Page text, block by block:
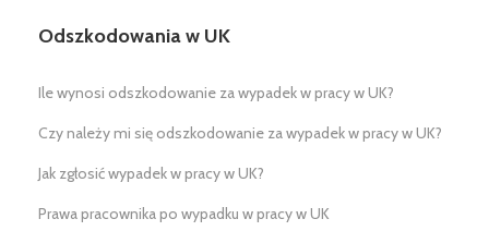
Odszkodowania w UK
Ile wynosi odszkodowanie za wypadek w pracy w UK?
Czy należy mi się odszkodowanie za wypadek w pracy w UK?
Jak zgłosić wypadek w pracy w UK?
Prawa pracownika po wypadku w pracy w UK